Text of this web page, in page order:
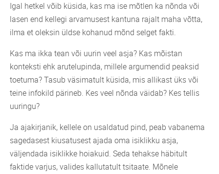
Igal hetkel võib küsida, kas ma ise mõtlen ka nõnda või
lasen end kellegi arvamusest kantuna rajalt maha võtta,
ilma et oleksin üldse kohanud mõnd selget fakti.
Kas ma ikka tean või uurin veel asja? Kas mõistan
konteksti ehk arutelupinda, millele argumendid peaksid
toetuma? Tasub väsimatult küsida, mis allikast üks või
teine infokild pärineb. Kes veel nõnda väidab? Kes tellis
uuringu?
Ja ajakirjanik, kellele on usaldatud pind, peab vabanema
sagedasest kiusatusest ajada oma isiklikku asja,
väljendada isiklikke hoiakuid. Seda tehakse häbitult
faktide varjus, valides kallutatult tsitaate. Mõnele